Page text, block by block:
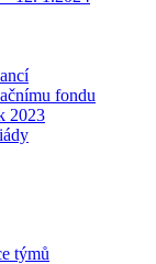
fondu
2023
týmů